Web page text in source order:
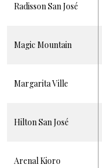
Radisson San José
Magic Mountain
Margarita Ville
Hilton San José
Arenal Kioro